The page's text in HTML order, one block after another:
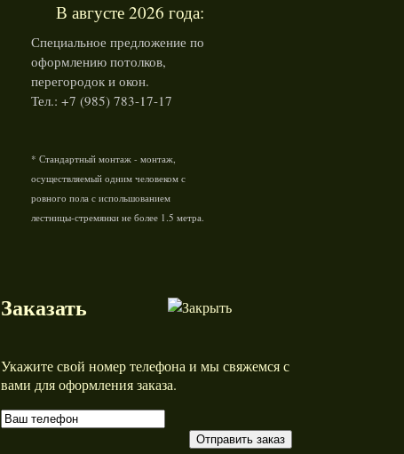
В августе 2026 года:
Специальное предложение по
оформлению потолков,
перегородок и окон.
Тел.: +7 (985) 783-17-17
* Стандартный монтаж - монтаж,
осуществляемый одним человеком с
ровного пола с испольшованием
лестницы-стремянки не более 1.5 метра.
Заказать
Укажите свой номер телефона и мы свяжемся с
вами для оформления заказа.
Отправить заказ